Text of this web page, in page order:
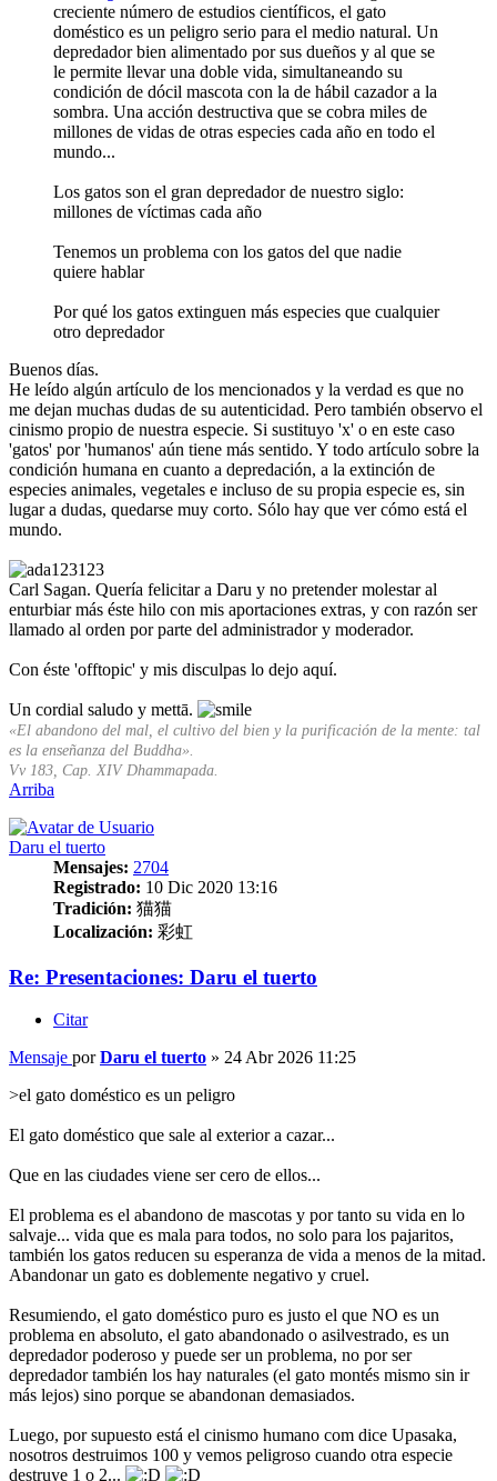
creciente número de estudios científicos, el gato
doméstico es un peligro serio para el medio natural. Un
depredador bien alimentado por sus dueños y al que se
le permite llevar una doble vida, simultaneando su
condición de dócil mascota con la de hábil cazador a la
sombra. Una acción destructiva que se cobra miles de
millones de vidas de otras especies cada año en todo el
mundo...
Los gatos son el gran depredador de nuestro siglo:
millones de víctimas cada año
Tenemos un problema con los gatos del que nadie
quiere hablar
Por qué los gatos extinguen más especies que cualquier
otro depredador
Buenos días.
He leído algún artículo de los mencionados y la verdad es que no
me dejan muchas dudas de su autenticidad. Pero también observo el
cinismo propio de nuestra especie. Si sustituyo 'x' o en este caso
'gatos' por 'humanos' aún tiene más sentido. Y todo artículo sobre la
condición humana en cuanto a depredación, a la extinción de
especies animales, vegetales e incluso de su propia especie es, sin
lugar a dudas, quedarse muy corto. Sólo hay que ver cómo está el
mundo.
Carl Sagan. Quería felicitar a Daru y no pretender molestar al
enturbiar más éste hilo con mis aportaciones extras, y con razón ser
llamado al orden por parte del administrador y moderador.
Con éste 'offtopic' y mis disculpas lo dejo aquí.
Un cordial saludo y mettā.
«El abandono del mal, el cultivo del bien y la purificación de la mente: tal
es la enseñanza del Buddha».
Vv 183, Cap. XIV Dhammapada.
Arriba
Daru el tuerto
Mensajes: 2704
Registrado: 10 Dic 2020 13:16
Tradición: 猫猫
Localización: 彩虹
Re: Presentaciones: Daru el tuerto
Citar
Mensaje porDaru el tuerto » 24 Abr 2026 11:25
>el gato doméstico es un peligro
El gato doméstico que sale al exterior a cazar...
Que en las ciudades viene ser cero de ellos...
El problema es el abandono de mascotas y por tanto su vida en lo
salvaje... vida que es mala para todos, no solo para los pajaritos,
también los gatos reducen su esperanza de vida a menos de la mitad.
Abandonar un gato es doblemente negativo y cruel.
Resumiendo, el gato doméstico puro es justo el que NO es un
problema en absoluto, el gato abandonado o asilvestrado, es un
depredador poderoso y puede ser un problema, no por ser
depredador también los hay naturales (el gato montés mismo sin ir
más lejos) sino porque se abandonan demasiados.
Luego, por supuesto está el cinismo humano com dice Upasaka,
nosotros destruimos 100 y vemos peligroso cuando otra especie
destruye 1 o 2...